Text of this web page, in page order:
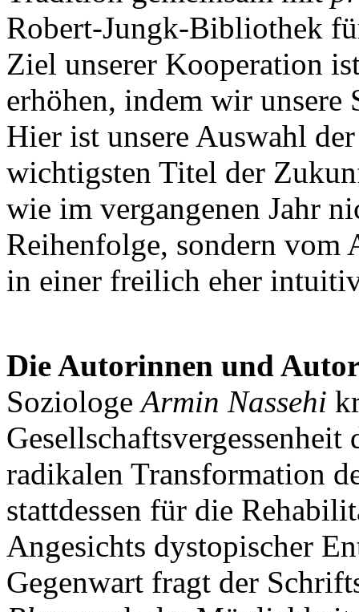
Robert-Jungk-Bibliothek
Ziel unserer Kooperation
erhöhen, indem wir unsere
Hier ist unsere Auswahl
wichtigsten Titel der
wie im vergangenen Jahr
Reihenfolge, sondern vom
in einer freilich eher
Die Autorinnen und
SoziologeArmin Nassehi
Gesellschaftsvergessenheit
radikalen Transformation
stattdessen für die
Angesichts dystopischer
Gegenwart fragt der